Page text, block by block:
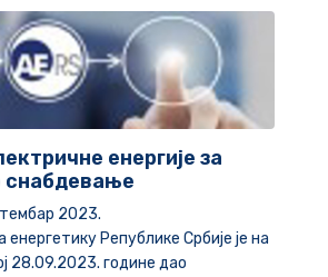
енергије за
снабдевање
2023.
енергетику Републике Србије је на
28.09.2023. године дао